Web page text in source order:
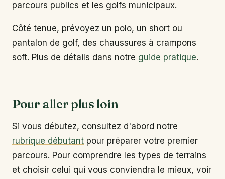
parcours publics et les golfs municipaux.
Côté tenue, prévoyez un polo, un short ou
pantalon de golf, des chaussures à crampons
soft. Plus de détails dans notre guide pratique.
Pour aller plus loin
Si vous débutez, consultez d'abord notre
rubrique débutant pour préparer votre premier
parcours. Pour comprendre les types de terrains
et choisir celui qui vous conviendra le mieux, voir